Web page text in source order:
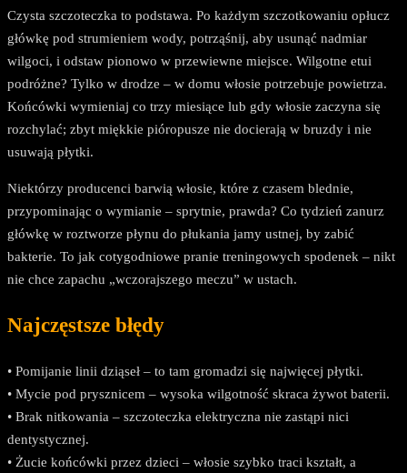
Czysta szczoteczka to podstawa. Po każdym szczotkowaniu opłucz
główkę pod strumieniem wody, potrząśnij, aby usunąć nadmiar
wilgoci, i odstaw pionowo w przewiewne miejsce. Wilgotne etui
podróżne? Tylko w drodze – w domu włosie potrzebuje powietrza.
Końcówki wymieniaj co trzy miesiące lub gdy włosie zaczyna się
rozchylać; zbyt miękkie pióropusze nie docierają w bruzdy i nie
usuwają płytki.
Niektórzy producenci barwią włosie, które z czasem blednie,
przypominając o wymianie – sprytnie, prawda? Co tydzień zanurz
główkę w roztworze płynu do płukania jamy ustnej, by zabić
bakterie. To jak cotygodniowe pranie treningowych spodenek – nikt
nie chce zapachu „wczorajszego meczu” w ustach.
Najczęstsze błędy
• Pomijanie linii dziąseł – to tam gromadzi się najwięcej płytki.
• Mycie pod prysznicem – wysoka wilgotność skraca żywot baterii.
• Brak nitkowania – szczoteczka elektryczna nie zastąpi nici
dentystycznej.
• Żucie końcówki przez dzieci – włosie szybko traci kształt, a